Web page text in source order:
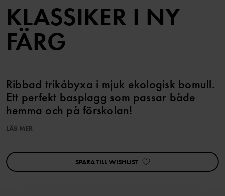
KLASSIKER I NY
FÄRG
Ribbad trikåbyxa i mjuk ekologisk bomull.
Ett perfekt basplagg som passar både
hemma och på förskolan!
Den har även mjuk ribbad mudd vid bensluten.
Egenskaper:
LÄS MER
SPARA TILL WISHLIST